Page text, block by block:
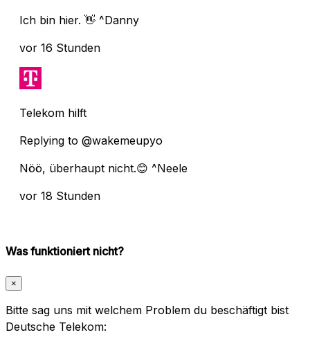
Ich bin hier. 👋 ^Danny
vor 16 Stunden
Telekom hilft
Replying to @wakemeupyo
Nöö, überhaupt nicht.😊 ^Neele
vor 18 Stunden
Was funktioniert nicht?
×
Bitte sag uns mit welchem Problem du beschäftigt bist
Deutsche Telekom: